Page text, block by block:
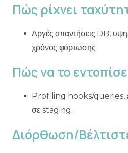
Πώς ρίχνει
Αργές απαντήσεις DB,
χρόνος φόρτωσης.
Πώς να το
Profiling hooks/queries,
σε staging.
Διόρθωση/